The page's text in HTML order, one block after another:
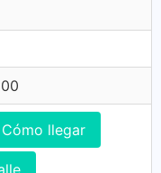
Cómo llegar